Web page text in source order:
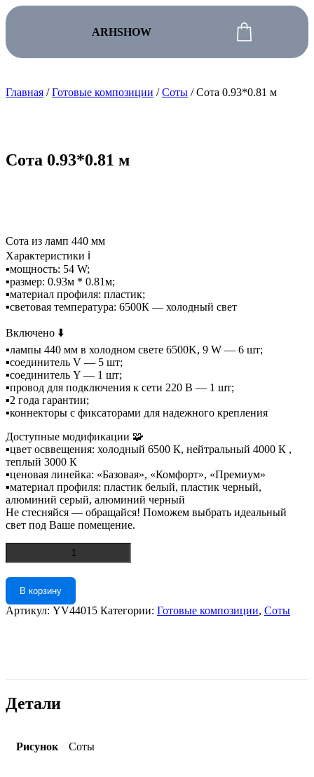
ARHSHOW
Каталог
Освещение для детейлинга / гаража
Освещение для коммерческих помещений
Контакты
Главная /Готовые композиции /Соты / Сота 0.93*0.81 м
Сота 0.93*0.81 м
Сота из ламп 440 мм
Характеристики ℹ️
▪️мощность: 54 W;
▪️размер: 0.93м * 0.81м;
▪️материал профиля: пластик;
▪️световая температура: 6500К — холодный свет
Включено ⬇️
▪️лампы 440 мм в холодном свете 6500K, 9 W — 6 шт;
▪️соединитель V — 5 шт;
▪️соединитель Y — 1 шт;
▪️провод для подключения к сети 220 В — 1 шт;
▪️2 года гарантии;
▪️коннекторы с фиксаторами для надежного крепления
Доступные модификации 🧩
▪️цвет осввещения: холодный 6500 К, нейтральный 4000 К ,
теплый 3000 К
▪️ценовая линейка: «Базовая», «Комфорт», «Премиум»
▪️материал профиля: пластик белый, пластик черный,
алюминий серый, алюминий черный
Не стесняйся — обращайся! Поможем выбрать идеальный
свет под Ваше помещение.
товара
0.93*0.81
м
В корзину
Артикул: YV44015 Категории: Готовые композиции, Соты
Детали
Рисунок Соты